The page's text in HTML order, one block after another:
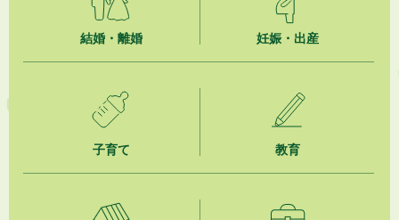
2026年8月6日
ジュビロ磐田（情報提供・お知らせ）
結婚・離婚 妊娠・出産
子育て 教育